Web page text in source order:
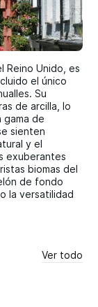
Reino Unido, es
el único
Su
de arcilla, lo
gama de
sienten
y el
exuberantes
biomas del
de fondo
la versatilidad
Ver todo